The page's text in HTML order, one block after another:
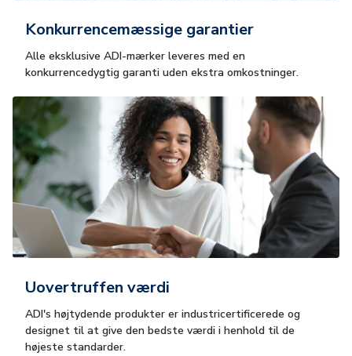
Konkurrencemæssige garantier
Alle eksklusive ADI-mærker leveres med en
konkurrencedygtig garanti uden ekstra omkostninger.
Uovertruffen værdi
ADI's højtydende produkter er industricertificerede og
designet til at give den bedste værdi i henhold til de
højeste standarder.